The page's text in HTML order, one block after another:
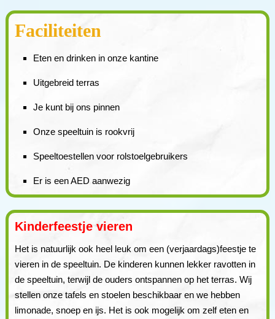
Faciliteiten
Eten en drinken in onze kantine
Uitgebreid terras
Je kunt bij ons pinnen
Onze speeltuin is rookvrij
Speeltoestellen voor rolstoelgebruikers
Er is een AED aanwezig
Kinderfeestje vieren
Het is natuurlijk ook heel leuk om een (verjaardags)feestje te
vieren in de speeltuin. De kinderen kunnen lekker ravotten in
de speeltuin, terwijl de ouders ontspannen op het terras. Wij
stellen onze tafels en stoelen beschikbaar en we hebben
limonade, snoep en ijs. Het is ook mogelijk om zelf eten en